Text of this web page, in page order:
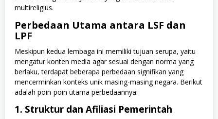
multireligius.
Perbedaan Utama antara LSF dan
LPF
Meskipun kedua lembaga ini memiliki tujuan serupa, yaitu
mengatur konten media agar sesuai dengan norma yang
berlaku, terdapat beberapa perbedaan signifikan yang
mencerminkan konteks unik masing-masing negara. Berikut
adalah poin-poin utama perbedaannya:
1. Struktur dan Afiliasi Pemerintah